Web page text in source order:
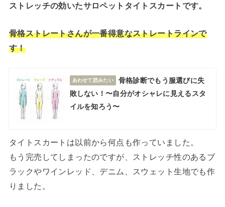
ストレッチの効いたサロペットタイトスカートです。
骨格ストレートさんが一番得意なストレートラインで
す！
あわせて読みたい
骨格診断でもう服選びに失
敗しない！〜自分がオシャレに見えるスタ
イルを知ろう〜
タイトスカートは以前から何点も作っていました。
もう完売してしまったのですが、ストレッチ性のあるブ
ラックやワインレッド、デニム、スウェット生地でも作
りました。